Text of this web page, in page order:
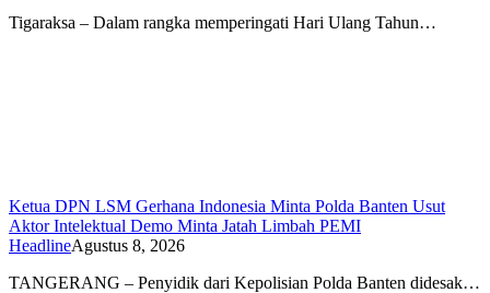
Tigaraksa – Dalam rangka memperingati Hari Ulang Tahun…
Ketua DPN LSM Gerhana Indonesia Minta Polda Banten Usut
Aktor Intelektual Demo Minta Jatah Limbah PEMI
HeadlineAgustus 8, 2026
TANGERANG – Penyidik dari Kepolisian Polda Banten didesak…